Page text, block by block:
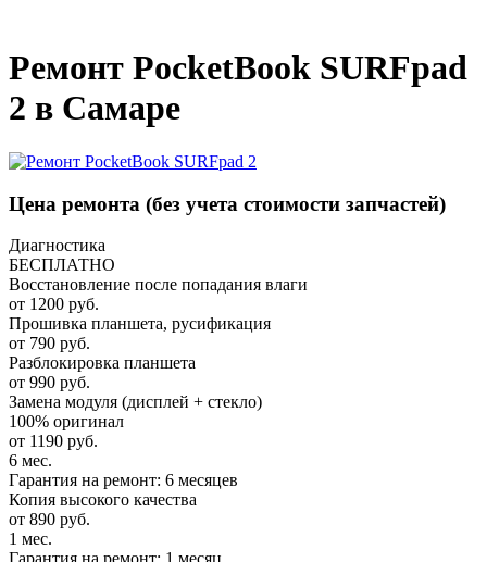
Ремонт PocketBook SURFpad
2 в Самаре
Цена ремонта (без учета стоимости запчастей)
Диагностика
БЕСПЛАТНО
Восстановление после попадания влаги
от 1200 руб.
Прошивка планшета, русификация
от 790 руб.
Разблокировка планшета
от 990 руб.
Замена модуля (дисплей + стекло)
100% оригинал
от 1190 руб.
6 мес.
Гарантия на ремонт: 6 месяцев
Копия высокого качества
от 890 руб.
1 мес.